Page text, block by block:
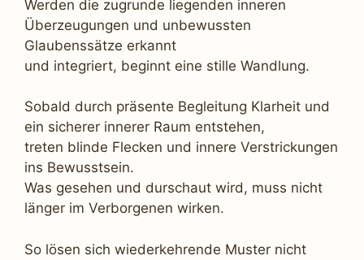
Werden die zugrunde liegenden inneren
Überzeugungen und unbewussten
Glaubenssätze erkannt
und integriert, beginnt eine stille Wandlung.
Sobald durch präsente Begleitung Klarheit und
ein sicherer innerer Raum entstehen,
treten blinde Flecken und innere Verstrickungen
ins Bewusstsein.
Was gesehen und durschaut wird, muss nicht
länger im Verborgenen wirken.
So lösen sich wiederkehrende Muster nicht